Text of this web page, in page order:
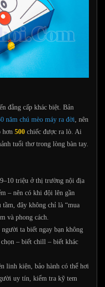
đẳng cấp khác biệt. Bản
năm chú mèo máy ra đời , nên
hơn 500 chiếc được ra lò. Ai
tuổi thơ trong lòng bàn tay.
triệu ở thị trường nội địa
– nên có khi đội lên gần
đây không chỉ là “mua
và phong cách.
ta biết ngay bạn không
– biết chill – biết khác
linh kiện, bảo hành có thể hơi
uy tín, kiểm tra kỹ tem